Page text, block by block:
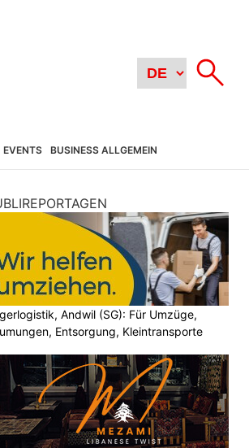
EVENTS BUSINESS ALLGEMEIN
Andwil (SG): Für Umzüge,
Entsorgung, Kleintransporte